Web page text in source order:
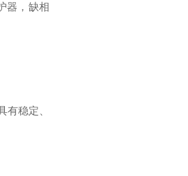
器，缺相
稳定、